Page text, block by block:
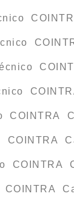
COINTRA
COINTRA
COINTRA
COINTRA